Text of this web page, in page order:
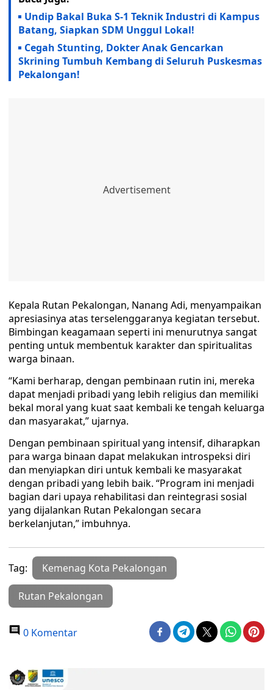
Undip Bakal Buka S-1 Teknik Industri di Kampus
Batang, Siapkan SDM Unggul Lokal!
Cegah Stunting, Dokter Anak Gencarkan
Skrining Tumbuh Kembang di Seluruh Puskesmas
Pekalongan!
Kepala Rutan Pekalongan, Nanang Adi, menyampaikan
apresiasinya atas terselenggaranya kegiatan tersebut.
Bimbingan keagamaan seperti ini menurutnya sangat
penting untuk membentuk karakter dan spiritualitas
warga binaan.
“Kami berharap, dengan pembinaan rutin ini, mereka
dapat menjadi pribadi yang lebih religius dan memiliki
bekal moral yang kuat saat kembali ke tengah keluarga
dan masyarakat,” ujarnya.
Dengan pembinaan spiritual yang intensif, diharapkan
para warga binaan dapat melakukan introspeksi diri
dan menyiapkan diri untuk kembali ke masyarakat
dengan pribadi yang lebih baik. “Program ini menjadi
bagian dari upaya rehabilitasi dan reintegrasi sosial
yang dijalankan Rutan Pekalongan secara
berkelanjutan,” imbuhnya.
Tag: Kemenag Kota Pekalongan
Rutan Pekalongan
0 Komentar